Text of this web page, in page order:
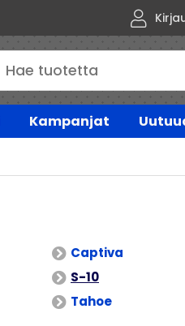
Kampanjat
Captiva
S-10
Tahoe